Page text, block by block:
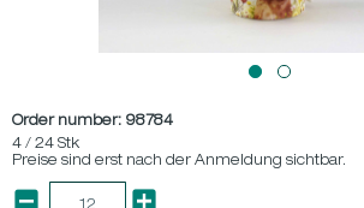
Order number: 98784
4 / 24 Stk
Preise sind erst nach der Anmeldung sichtbar.